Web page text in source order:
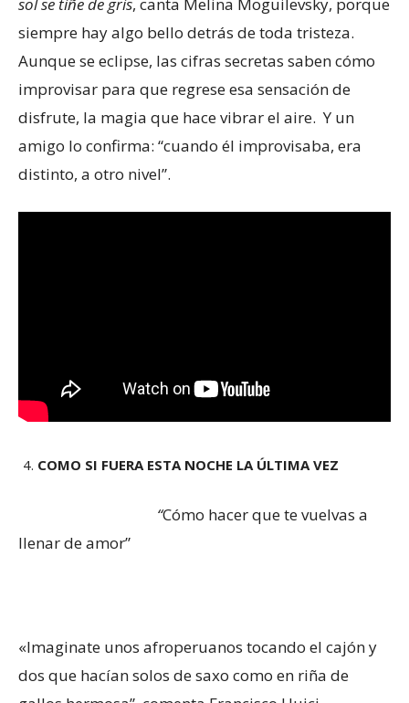
siempre hay algo bello detrás de toda tristeza.
Aunque se eclipse, las cifras secretas saben cómo
improvisar para que regrese esa sensación de
disfrute, la magia que hace vibrar el aire. Y un
amigo lo confirma: “cuando él improvisaba, era
distinto, a otro nivel”.
COMO SI FUERA ESTA NOCHE LA ÚLTIMA VEZ
“Cómo hacer que te vuelvas a
llenar de amor”
«Imaginate unos afroperuanos tocando el cajón y
dos que hacían solos de saxo como en riña de